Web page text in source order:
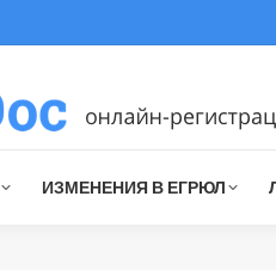
ИЗМЕНЕНИЯ В ЕГРЮЛ